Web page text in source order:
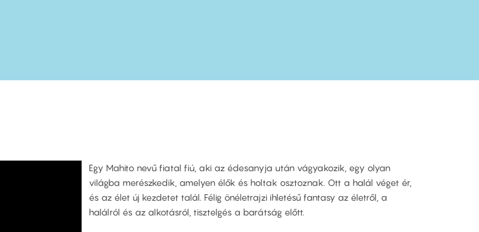
Egy Mahito nevű fiatal fiú, aki az édesanyja után vágyakozik, egy olyan
világba merészkedik, amelyen élők és holtak osztoznak. Ott a halál véget ér,
és az élet új kezdetet talál. Félig önéletrajzi ihletésű fantasy az életről, a
halálról és az alkotásról, tisztelgés a barátság előtt.